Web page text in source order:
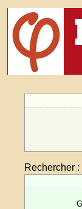
Rechercher :